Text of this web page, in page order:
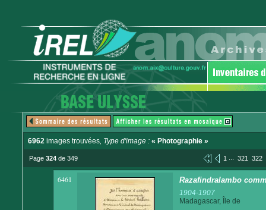
6962 images trouvées, Type d'image : « Photographie »
Page 324 de 349 1 ... 321 322
6461 Razafindralambo
1904-1907
Madagascar, Île de